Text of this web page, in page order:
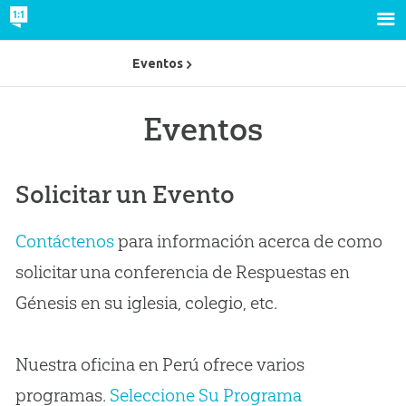
Eventos
Solicitar un Evento
Contáctenospara información acerca de como
solicitar una conferencia de Respuestas en
Génesis en su iglesia, colegio, etc.
Nuestra oficina en Perú ofrece varios
programas. Seleccione Su Programa
Eventos